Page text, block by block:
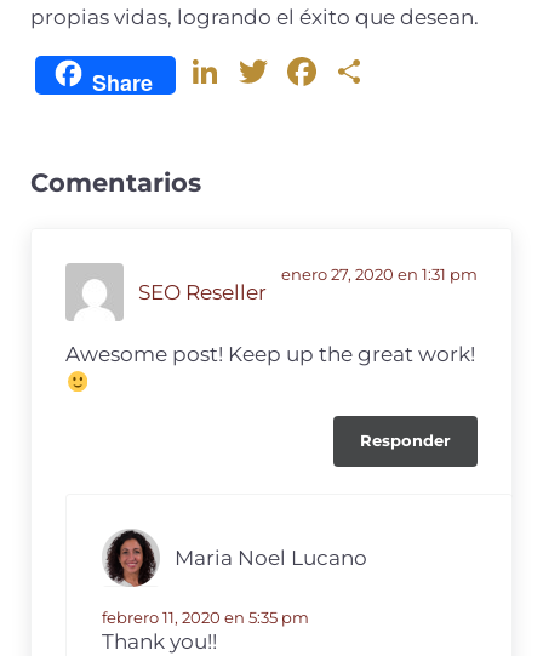
propias vidas, logrando el éxito que desean.
Share
Li
T
F
o
k
ti
Comentarios
SEO Reseller
enero 27, 2020 en 1:31 pm
Awesome post! Keep up the great work!
Responder
Maria Noel Lucano
febrero 11, 2020 en 5:35 pm
Thank you!!